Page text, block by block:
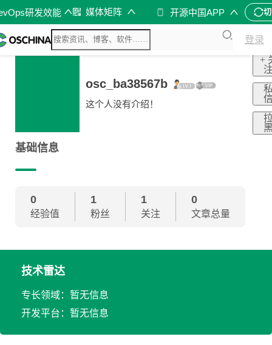
研发效能 媒体矩阵 开源中国APP
登录
osc_ba38567b
这个人没有介绍！
+
基础信息
0
经验值
1
粉丝
1
关注
0
文章总量
技术雷达
专长领域：暂无信息
开发平台：暂无信息